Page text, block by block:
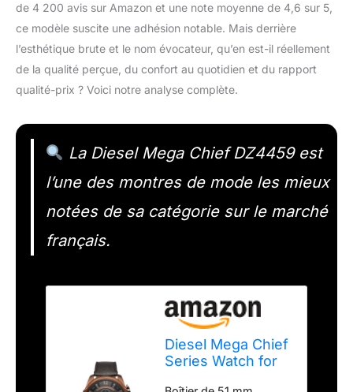
de 4 200 avis sur Amazon et une note moyenne de 4,6 sur 5,
ce modèle suscite une adhésion notable. Mais derrière
l’esthétique brute et le nom évocateur, qu’en est-il réellement
de la qualité perçue, du confort au quotidien et du rapport
qualité-prix ? Voici notre analyse complète.
La Diesel Mega Chief DZ4459 est
l’une des montres de mode les mieux
notées de sa catégorie sur le marché
français.
Diesel Mega Chief
Series Watch for